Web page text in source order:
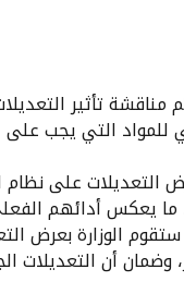
مناقشة تأثير
للمواد التي يجب
التعديلات على نظام
ما يعكس أدائهم
الوزارة بعرض
وضمان أن التعديلات